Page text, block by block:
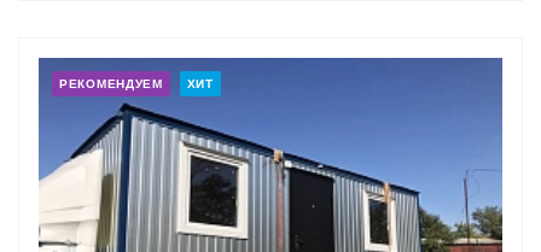
РЕКОМЕНДУЕМ ХИТ